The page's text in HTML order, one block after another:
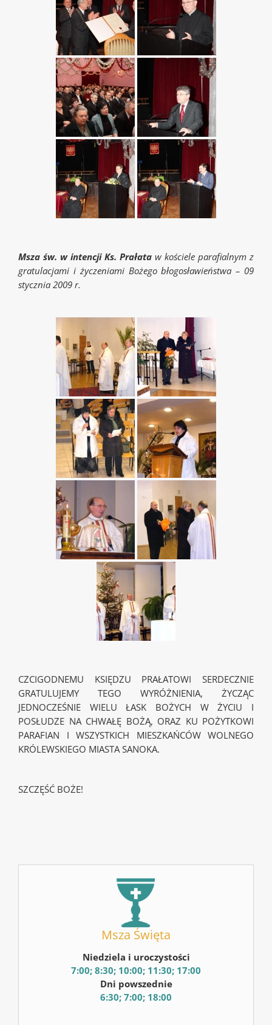
Msza św. w intencji Ks. Prałata w kościele parafialnym z
gratulacjami i życzeniami Bożego błogosławieństwa – 09
stycznia 2009 r.
CZCIGODNEMU KSIĘDZU PRAŁATOWI SERDECZNIE
GRATULUJEMY TEGO WYRÓŻNIENIA, ŻYCZĄC
JEDNOCZEŚNIE WIELU ŁASK BOŻYCH W ŻYCIU I
POSŁUDZE NA CHWAŁĘ BOŻĄ, ORAZ KU POŻYTKOWI
PARAFIAN I WSZYSTKICH MIESZKAŃCÓW WOLNEGO
KRÓLEWSKIEGO MIASTA SANOKA.
SZCZĘŚĆ BOŻE!
Msza Święta
Niedziela i uroczystości
7:00; 8:30; 10:00; 11:30; 17:00
Dni powszednie
6:30; 7:00; 18:00